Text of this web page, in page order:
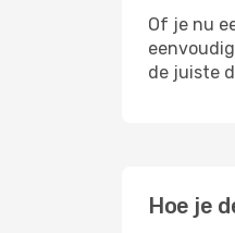
Of je nu
de juiste
Hoe je